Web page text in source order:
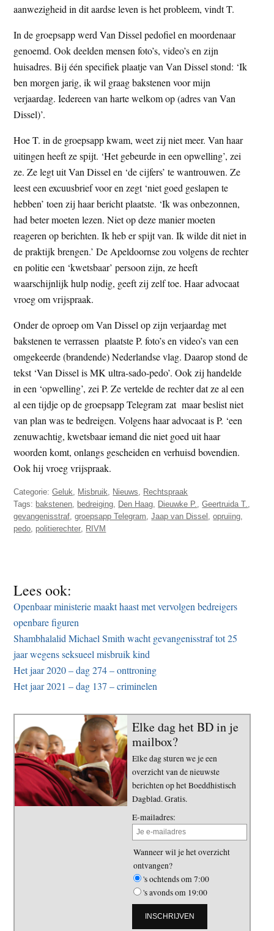
aanwezigheid in dit aardse leven is het probleem, vindt T.
In de groepsapp werd Van Dissel pedofiel en moordenaar
genoemd. Ook deelden mensen foto’s, video’s en zijn
huisadres. Bij één specifiek plaatje van Van Dissel stond: ‘Ik
ben morgen jarig, ik wil graag bakstenen voor mijn
verjaardag. Iedereen van harte welkom op (adres van Van
Dissel)’.
Hoe T. in de groepsapp kwam, weet zij niet meer. Van haar
uitingen heeft ze spijt. ‘Het gebeurde in een opwelling’, zei
ze. Ze legt uit Van Dissel en ‘de cijfers’ te wantrouwen. Ze
leest een excuusbrief voor en zegt ‘niet goed geslapen te
hebben’ toen zij haar bericht plaatste. ‘Ik was onbezonnen,
had beter moeten lezen. Niet op deze manier moeten
reageren op berichten. Ik heb er spijt van. Ik wilde dit niet in
de praktijk brengen.’ De Apeldoornse zou volgens de rechter
en politie een ‘kwetsbaar’ persoon zijn, ze heeft
waarschijnlijk hulp nodig, geeft zij zelf toe. Haar advocaat
vroeg om vrijspraak.
Onder de oproep om Van Dissel op zijn verjaardag met
bakstenen te verrassen plaatste P. foto’s en video’s van een
omgekeerde (brandende) Nederlandse vlag. Daarop stond de
tekst ‘Van Dissel is MK ultra-sado-pedo’. Ook zij handelde
in een ‘opwelling’, zei P. Ze vertelde de rechter dat ze al een
al een tijdje op de groepsapp Telegram zat maar beslist niet
van plan was te bedreigen. Volgens haar advocaat is P. ‘een
zenuwachtig, kwetsbaar iemand die niet goed uit haar
woorden komt, onlangs gescheiden en verhuisd bovendien.
Ook hij vroeg vrijspraak.
Categorie:Geluk Misbruik Nieuws
Rechtspraak
Tags: bakstenen bedreiging Den Haag Dieuwke P. ,Geertruida T.
gevangenisstraf ,groepsapp Telegram ,Jaap van Dissel ,opruiing
pedo politierechter RIVM
Lees ook:
Openbaar ministerie maakt haast met vervolgen bedreigers
openbare figuren
Shambhalalid Michael Smith wacht gevangenisstraf tot 25
jaar wegens seksueel misbruik kind
Het jaar 2020 – dag 274 – onttroning
Het jaar 2021 – dag 137 – criminelen
Elke dag het BD in je
mailbox?
Elke dag sturen we je een
overzicht van de nieuwste
berichten op het Boeddhistisch
Dagblad. Gratis.
E-mailadres:
Wanneer wil je het overzicht
ontvangen?
's ochtends om 7:00
's avonds om 19:00